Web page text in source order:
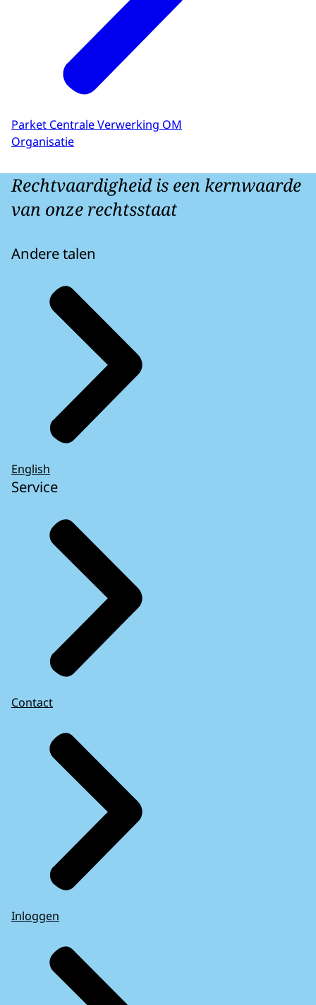
Parket Centrale Verwerking OM
Organisatie
Rechtvaardigheid is een kernwaarde
van onze rechtsstaat
Andere talen
English
Service
Contact
Inloggen